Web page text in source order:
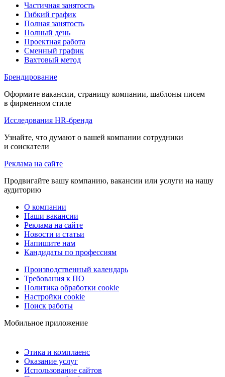
Частичная занятость
Гибкий график
Полная занятость
Полный день
Проектная работа
Сменный график
Вахтовый метод
Брендирование
Оформите вакансии, страницу компании, шаблоны писем
в фирменном стиле
Исследования HR-бренда
Узнайте, что думают о вашей компании сотрудники
и соискатели
Реклама на сайте
Продвигайте вашу компанию, вакансии или услуги на нашу
аудиторию
О компании
Наши вакансии
Реклама на сайте
Новости и статьи
Напишите нам
Кандидаты по профессиям
Производственный календарь
Требования к ПО
Политика обработки cookie
Настройки cookie
Поиск работы
Мобильное приложение
Этика и комплаенс
Оказание услуг
Использование сайтов